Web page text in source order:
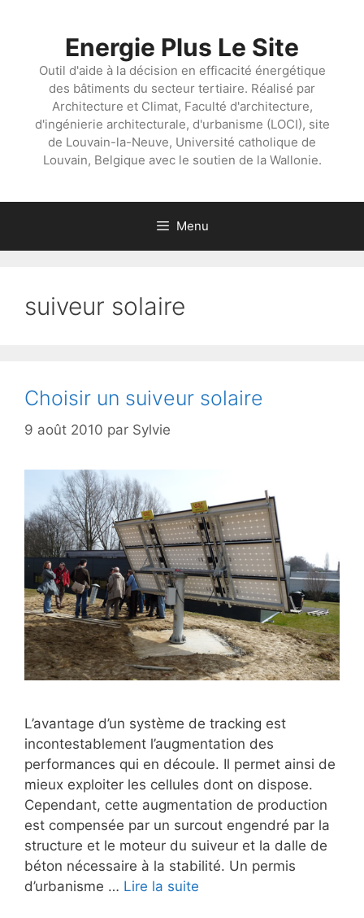
Energie Plus Le Site
Outil d'aide à la décision en efficacité énergétique
des bâtiments du secteur tertiaire. Réalisé par
Architecture et Climat, Faculté d'architecture,
d'ingénierie architecturale, d'urbanisme (LOCI), site
de Louvain-la-Neuve, Université catholique de
Louvain, Belgique avec le soutien de la Wallonie.
Menu
suiveur solaire
Choisir un suiveur solaire
9 août 2010 par Sylvie
L’avantage d’un système de tracking est
incontestablement l’augmentation des
performances qui en découle. Il permet ainsi de
mieux exploiter les cellules dont on dispose.
Cependant, cette augmentation de production
est compensée par un surcout engendré par la
structure et le moteur du suiveur et la dalle de
béton nécessaire à la stabilité. Un permis
d’urbanisme … Lire la suite